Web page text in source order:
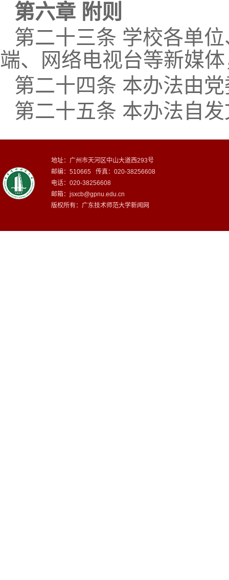
第六章 附则
第二十三条 学校各单
端、网络电视台等新媒
第二十四条 本办法由
第二十五条 本办法自
地址：广州市天河区中山大道西293号
邮编：510665 传真：020-38256608
电话：020-38256608
邮箱： jsxcb@gpnu.edu.cn
版权所有：广东技术师范大学新闻网